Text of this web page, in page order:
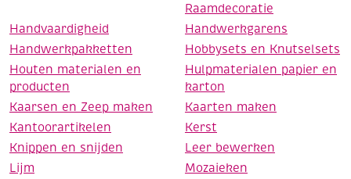
Raamdecoratie
Handvaardigheid
Handwerkgarens
Handwerkpakketten
Hobbysets en Knutselsets
Houten materialen en
producten
Hulpmaterialen papier en
karton
Kaarsen en Zeep maken
Kaarten maken
Kantoorartikelen
Kerst
Knippen en snijden
Leer bewerken
Lijm
Mozaieken